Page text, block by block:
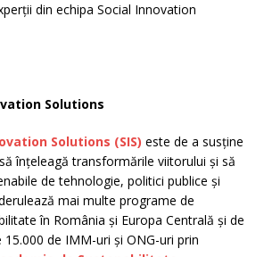
din echipa Social Innovation
Solutions
Solutions (SIS) este de a susține
înțeleagă transformările viitorului și să
de tehnologie, politici publice și
mai multe programe de
în România și Europa Centrală și de
15.000 de IMM-uri și ONG-uri prin